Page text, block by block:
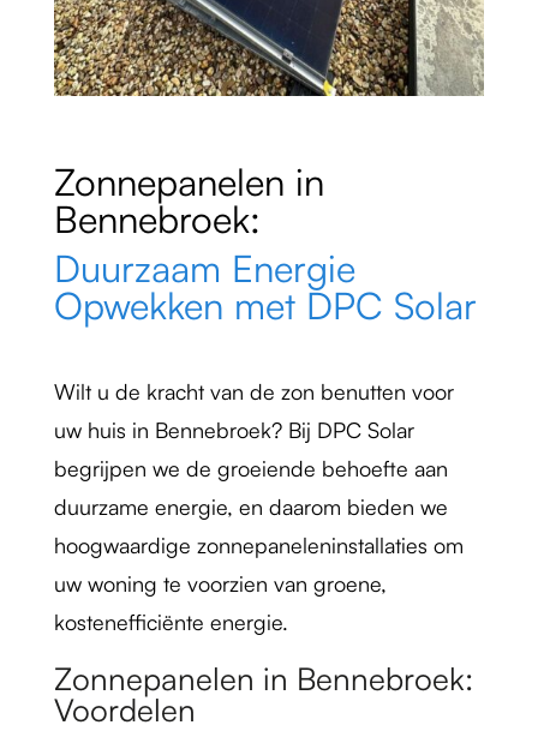
Zonnepanelen in
Bennebroek:
Duurzaam Energie
Opwekken met DPC Solar
Wilt u de kracht van de zon benutten voor
uw huis in Bennebroek? Bij DPC Solar
begrijpen we de groeiende behoefte aan
duurzame energie, en daarom bieden we
hoogwaardige zonnepaneleninstallaties om
uw woning te voorzien van groene,
kostenefficiënte energie.
Zonnepanelen in Bennebroek:
Voordelen